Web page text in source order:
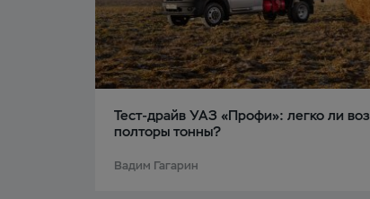
Тест-драйв УАЗ «Профи»: легко ли
полторы тонны?
Вадим Гагарин